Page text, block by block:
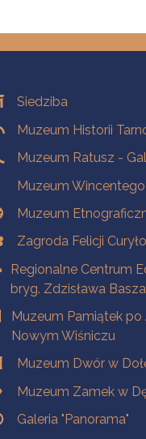
Siedziba
Muzeum Historii
Muzeum Ratusz -
Muzeum
Muzeum
Zagroda Felicji
Regionalne Centrum
bryg. Zdzisława
Muzeum Pamiątek po
Nowym Wiśniczu
Muzeum Dwór w
Muzeum Zamek w
Galeria "Panorama"